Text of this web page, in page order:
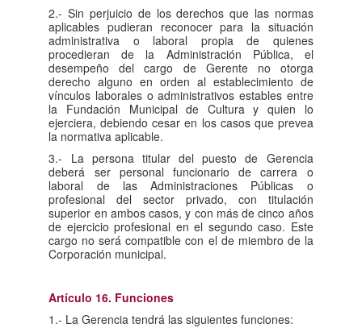
2.- Sin perjuicio de los derechos que las normas
aplicables pudieran reconocer para la situación
administrativa o laboral propia de quienes
procedieran de la Administración Pública, el
desempeño del cargo de Gerente no otorga
derecho alguno en orden al establecimiento de
vínculos laborales o administrativos estables entre
la Fundación Municipal de Cultura y quien lo
ejerciera, debiendo cesar en los casos que prevea
la normativa aplicable.
3.- La persona titular del puesto de Gerencia
deberá ser personal funcionario de carrera o
laboral de las Administraciones Públicas o
profesional del sector privado, con titulación
superior en ambos casos, y con más de cinco años
de ejercicio profesional en el segundo caso. Este
cargo no será compatible con el de miembro de la
Corporación municipal.
Artículo 16. Funciones
1.- La Gerencia tendrá las siguientes funciones: